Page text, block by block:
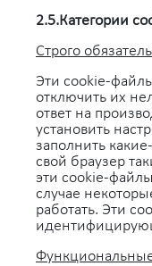
2.5.Категории
Строго
Эти cookie-
отключить их
ответ на
установить
заполнить
свой браузер
эти cookie-
случае
работать. Эти